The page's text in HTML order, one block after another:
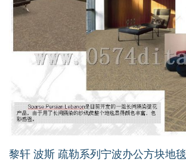
黎轩 波斯 疏勒系列宁波办公方块地毯